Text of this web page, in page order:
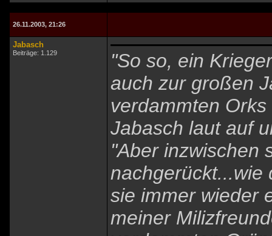
26.11.2003, 21:26
Jabasch
Beiträge: 1.129
"So so, ein
auch zur großen
verdammten
Jabasch laut auf
"Aber inzwischen
nachgerückt...wie
sie immer wieder
meiner